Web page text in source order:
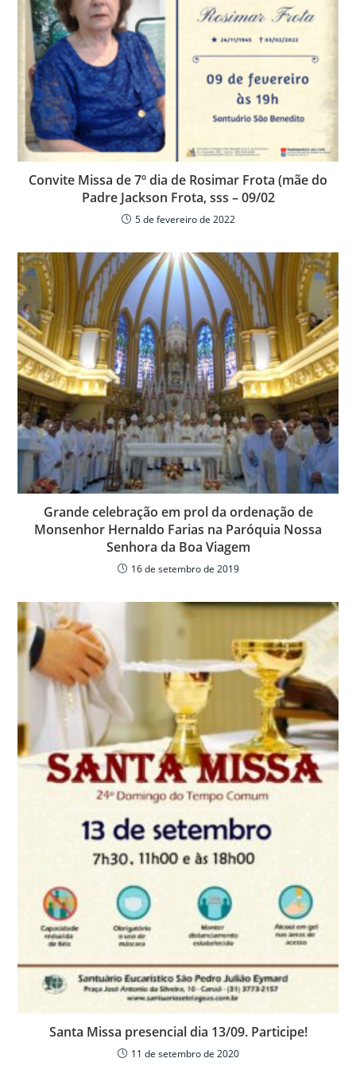
k ar
Convite Missa de 7º dia de Rosimar Frota (mãe do
Padre Jackson Frota, sss – 09/02
5 de fevereiro de 2022
Grande celebração em prol da ordenação de
Monsenhor Hernaldo Farias na Paróquia Nossa
Senhora da Boa Viagem
16 de setembro de 2019
Santa Missa presencial dia 13/09. Participe!
11 de setembro de 2020